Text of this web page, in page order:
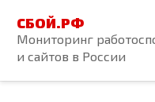
контенту
СБОЙ.РФ
Мониторинг
и сайтов в России